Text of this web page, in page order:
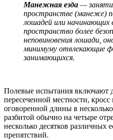
Манежная езда —
пространстве (манеже)
лошадей или начинающих
пространство более
неповиновения лошади,
минимуму отвлекающие
занимающихся.
Полевые испытания включают
пересеченной местности,
оговоренной длины в
разбитой обычно на четыре
несколько десятков различных
препятствий.